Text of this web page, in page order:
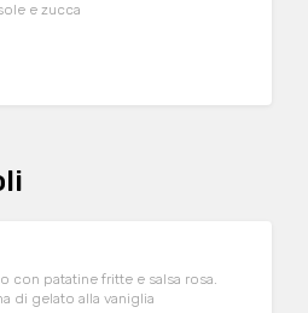
e zucca
con patatine fritte e salsa rosa.
di gelato alla vaniglia